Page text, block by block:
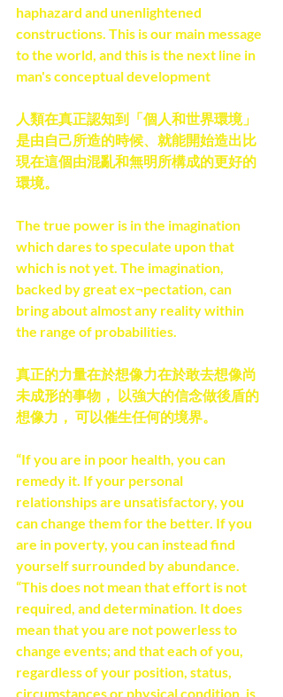
haphazard and unenlightened
constructions. This is our main message
to the world, and this is the next line in
man's conceptual development
人類在真正認知到「個人和世界環境」
是由自己所造的時候、就能開始造出比
現在這個由混亂和無明所構成的更好的
環境。
The true power is in the imagination
which dares to speculate upon that
which is not yet. The imagination,
backed by great ex¬pectation, can
bring about almost any reality within
the range of probabilities.
真正的力量在於想像力在於敢去想像尚
未成形的事物， 以強大的信念做後盾的
想像力， 可以催生任何的境界。
“If you are in poor health, you can
remedy it. If your personal
relationships are unsatisfactory, you
can change them for the better. If you
are in poverty, you can instead find
yourself surrounded by abundance.
“This does not mean that effort is not
required, and determination. It does
mean that you are not powerless to
change events; and that each of you,
regardless of your position, status,
circumstances or physical condition, is